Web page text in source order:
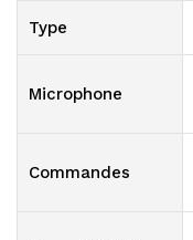
Type
Microphone
Commandes